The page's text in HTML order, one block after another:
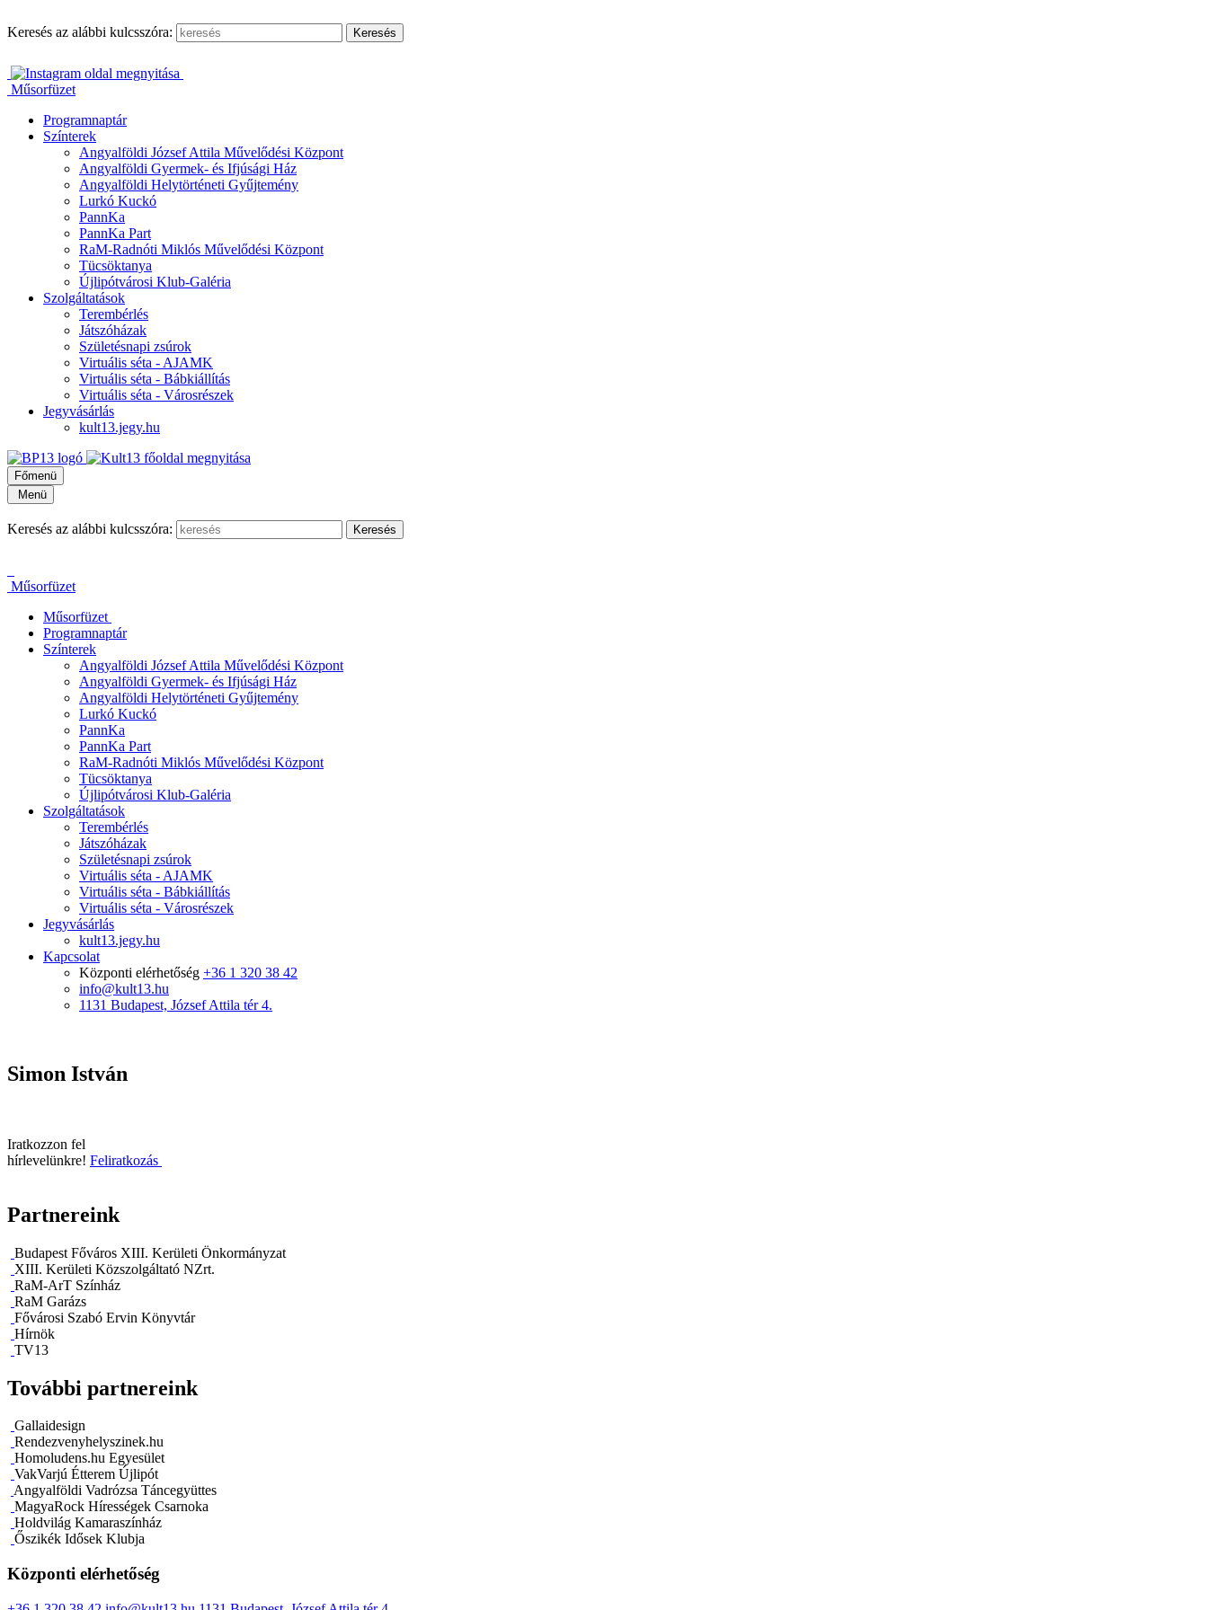
a
Keresés az alábbi kulcsszóra:
Műsorfüzet
Programnaptár
Színterek
Angyalföldi József Attila Művelődési Központ
Angyalföldi Gyermek- és Ifjúsági Ház
Angyalföldi Helytörténeti Gyűjtemény
Lurkó Kuckó
PannKa
PannKa Part
RaM-Radnóti Miklós Művelődési Központ
Tücsöktanya
Újlipótvárosi Klub-Galéria
Szolgáltatások
Terembérlés
Játszóházak
Születésnapi zsúrok
Virtuális séta - AJAMK
Virtuális séta - Bábkiállítás
Virtuális séta - Városrészek
Jegyvásárlás
kult13.jegy.hu
Főmenü
Menü
Keresés az alábbi kulcsszóra:
Műsorfüzet
Műsorfüzet
Programnaptár
Színterek
Angyalföldi József Attila Művelődési Központ
Angyalföldi Gyermek- és Ifjúsági Ház
Angyalföldi Helytörténeti Gyűjtemény
Lurkó Kuckó
PannKa
PannKa Part
RaM-Radnóti Miklós Művelődési Központ
Tücsöktanya
Újlipótvárosi Klub-Galéria
Szolgáltatások
Terembérlés
Játszóházak
Születésnapi zsúrok
Virtuális séta - AJAMK
Virtuális séta - Bábkiállítás
Virtuális séta - Városrészek
Jegyvásárlás
kult13.jegy.hu
Kapcsolat
Központi elérhetőség +36 1 320 38 42
info@kult13.hu
1131 Budapest, József Attila tér 4.
Simon István
Iratkozzon fel
hírlevelünkre! Feliratkozás
Partnereink
Budapest Főváros XIII. Kerületi Önkormányzat
XIII. Kerületi Közszolgáltató NZrt.
RaM-ArT Színház
RaM Garázs
Fővárosi Szabó Ervin Könyvtár
Hírnök
TV13
További partnereink
Gallaidesign
Rendezvenyhelyszinek.hu
Homoludens.hu Egyesület
VakVarjú Étterem Újlipót
Angyalföldi Vadrózsa Táncegyüttes
MagyaRock Hírességek Csarnoka
Holdvilág Kamaraszínház
Őszikék Idősek Klubja
Központi elérhetőség